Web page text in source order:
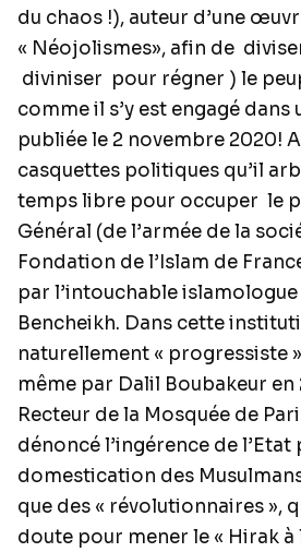
du chaos !), auteur d’une
« Néojolismes», afin de
diviniser pour régner ) le
comme il s’y est engagé dans
publiée le 2 novembre 2020!
casquettes politiques qu’il
temps libre pour occuper le
Général (de l’armée de la
Fondation de l’Islam de
par l’intouchable islamologue
Bencheikh. Dans cette
naturellement « progressiste
même par Dalil Boubakeur en
Recteur de la Mosquée de
dénoncé l’ingérence de l’Etat
domestication des
que des « révolutionnaires »,
doute pour mener le « Hirak à